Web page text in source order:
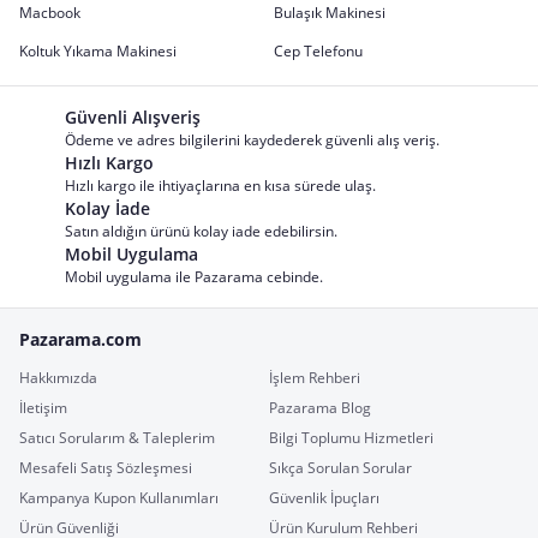
Macbook
Bulaşık Makinesi
Koltuk Yıkama Makinesi
Cep Telefonu
Güvenli Alışveriş
Ödeme ve adres bilgilerini kaydederek güvenli alış veriş.
Hızlı Kargo
Hızlı kargo ile ihtiyaçlarına en kısa sürede ulaş.
Kolay İade
Satın aldığın ürünü kolay iade edebilirsin.
Mobil Uygulama
Mobil uygulama ile Pazarama cebinde.
Pazarama.com
Hakkımızda
İşlem Rehberi
İletişim
Pazarama Blog
Satıcı Sorularım & Taleplerim
Bilgi Toplumu Hizmetleri
Mesafeli Satış Sözleşmesi
Sıkça Sorulan Sorular
Kampanya Kupon Kullanımları
Güvenlik İpuçları
Ürün Güvenliği
Ürün Kurulum Rehberi